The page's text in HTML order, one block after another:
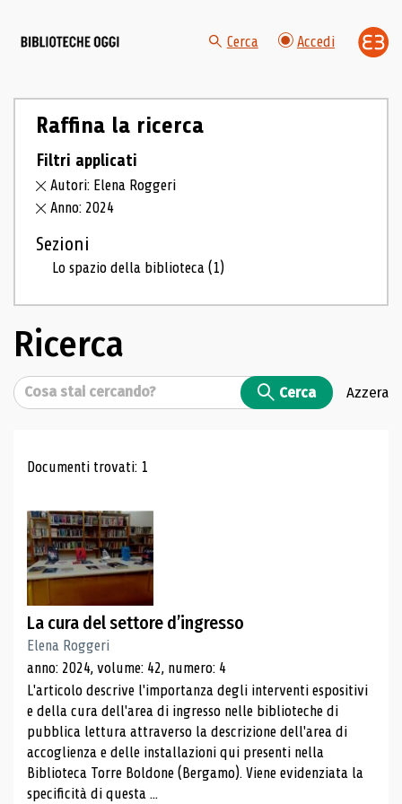
Cerca Accedi
Raffina la ricerca
Filtri applicati
Autori: Elena Roggeri
Anno: 2024
Sezioni
Lo spazio della biblioteca(1)
Ricerca
Cerca Cerca Azzera
Risultati di ricerca
Documenti trovati: 1
La cura del settore d’ingresso
Elena Roggeri
anno: 2024, volume: 42, numero: 4
L'articolo descrive l'importanza degli interventi espositivi
e della cura dell'area di ingresso nelle biblioteche di
pubblica lettura attraverso la descrizione dell'area di
accoglienza e delle installazioni qui presenti nella
Biblioteca Torre Boldone (Bergamo). Viene evidenziata la
specificità di questa ...